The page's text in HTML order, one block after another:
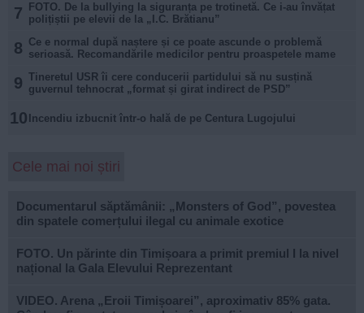
7
FOTO. De la bullying la siguranța pe trotinetă. Ce i-au învățat
polițiștii pe elevii de la „I.C. Brătianu”
8 Ce e normal după naștere și ce poate ascunde o problemă
serioasă. Recomandările medicilor pentru proaspetele mame
9 Tineretul USR îi cere conducerii partidului să nu susțină
guvernul tehnocrat „format și girat indirect de PSD”
10 Incendiu izbucnit într-o hală de pe Centura Lugojului
Cele mai noi știri
Documentarul săptămânii: „Monsters of God”, povestea
din spatele comerțului ilegal cu animale exotice
FOTO. Un părinte din Timișoara a primit premiul I la nivel
național la Gala Elevului Reprezentant
VIDEO. Arena „Eroii Timișoarei”, aproximativ 85% gata.